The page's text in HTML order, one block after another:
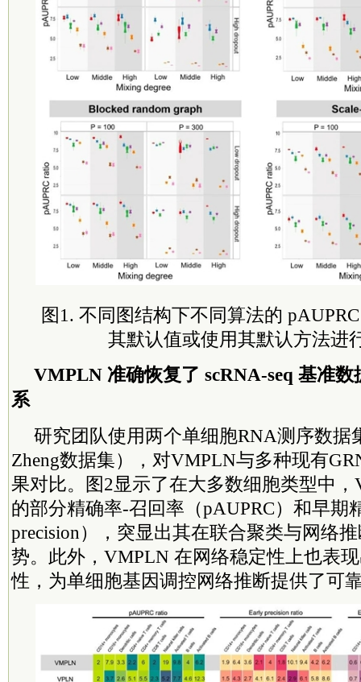
图1. 不同图结构下不同算法的
其默认值或使用其默认方法进
VMPLN 准确恢复了 scRNA-seq 基准
系
研究团队使用两个单细胞RNA测序数据
Zheng数据集），对VMPLN与多种现有
果对比。图2显示了在大多数细胞类型中
的部分精确率-召回率（pAUPRC）和早期
precision），突显出其在联合聚类与网络
势。此外，VMPLN 在网络稳定性上也表
性，为单细胞基因调控网络推断提供了可